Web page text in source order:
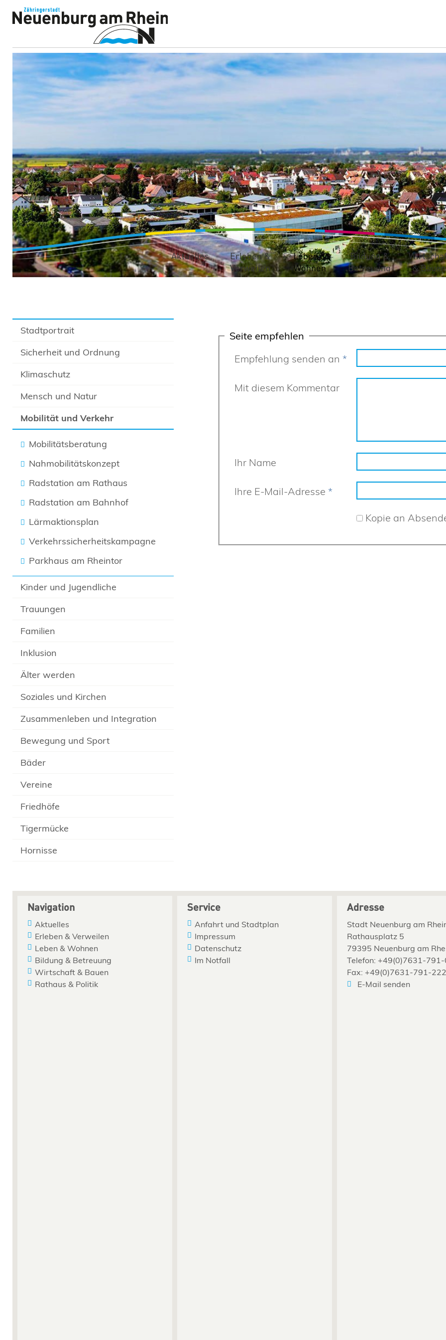
Aktuelles
Erleben &
Verweilen
Leben &
Wohnen
Bildung &
Betreuung
& Bauen
Stadtportrait
Sicherheit und Ordnung
Klimaschutz
Mensch und Natur
Mobilität und Verkehr
Mobilitätsberatung
Nahmobilitätskonzept
Radstation am Rathaus
Radstation am Bahnhof
Lärmaktionsplan
Verkehrssicherheitskampagne
Parkhaus am Rheintor
Kinder und Jugendliche
Trauungen
Familien
Inklusion
Älter werden
Soziales und Kirchen
Zusammenleben und Integration
Bewegung und Sport
Bäder
Vereine
Friedhöfe
Tigermücke
Hornisse
Seite empfehlen
Empfehlung senden an *
Mit diesem Kommentar
Ihr Name
Ihre E-Mail-Adresse *
Kopie an
Navigation
Aktuelles
Erleben & Verweilen
Leben & Wohnen
Bildung & Betreuung
Wirtschaft & Bauen
Rathaus & Politik
Service
Anfahrt und Stadtplan
Impressum
Datenschutz
Im Notfall
Adresse
Stadt Neuenburg am
Rathausplatz 5
79395 Neuenburg am
Telefon: +49(0)7631-
Fax: +49(0)7631-791-222
E-Mail senden